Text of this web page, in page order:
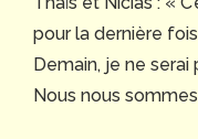
pour la dernière
Demain, je ne
Nous nous